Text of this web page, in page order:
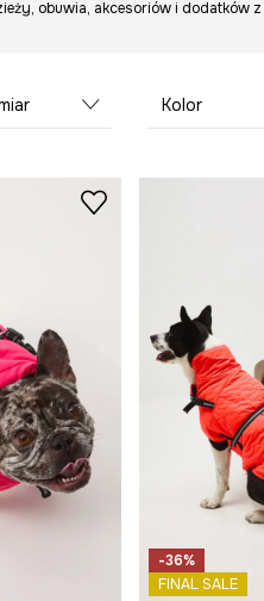
obuwia, akcesoriów i
Kolor
-36%
FINAL SALE